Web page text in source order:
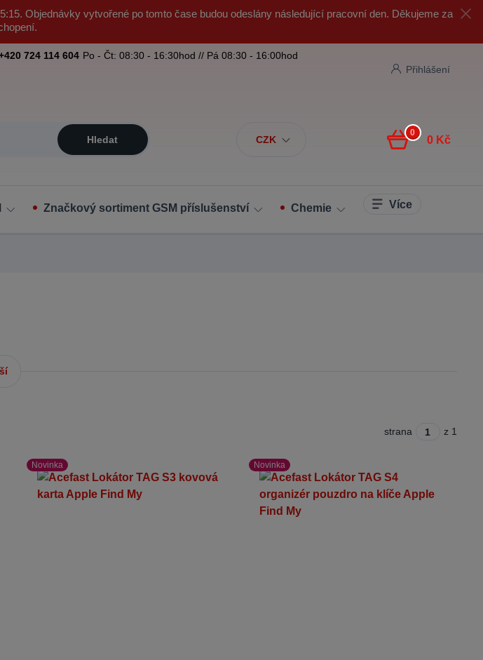
Objednávky vytvořené po tomto čase budou odeslány následující pracovní den. Děkujeme za
CZK
Přihlášení
Hledat
724 114 604 Po - Čt: 08:30 - 16:30hod // Pá 08:30 - 16:00hod
0
0 Kč
Značkový sortiment GSM příslušenství Chemie Více
strana z 1
Novinka Novinka